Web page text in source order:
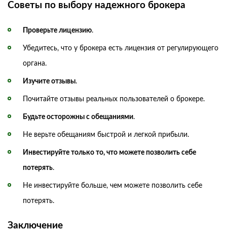
Советы по выбору надежного брокера
Проверьте лицензию.
Убедитесь, что у брокера есть лицензия от регулирующего
органа.
Изучите отзывы.
Почитайте отзывы реальных пользователей о брокере.
Будьте осторожны с обещаниями.
Не верьте обещаниям быстрой и легкой прибыли.
Инвестируйте только то, что можете позволить себе
потерять.
Не инвестируйте больше, чем можете позволить себе
потерять.
Заключение